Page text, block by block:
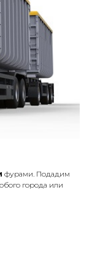
фурами. Подадим
города или